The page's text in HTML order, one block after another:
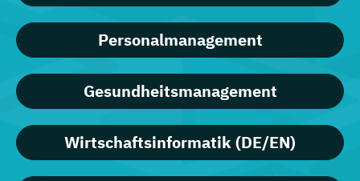
Personalmanagement
Gesundheitsmanagement
Wirtschaftsinformatik (DE/EN)